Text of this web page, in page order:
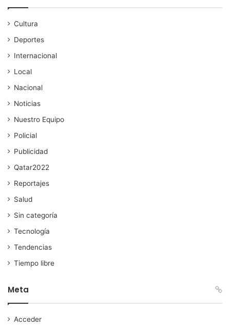
Cultura
Deportes
Internacional
Local
Nacional
Noticias
Nuestro Equipo
Policial
Publicidad
Qatar2022
Reportajes
Salud
Sin categoría
Tecnología
Tendencias
Tiempo libre
Meta
Acceder